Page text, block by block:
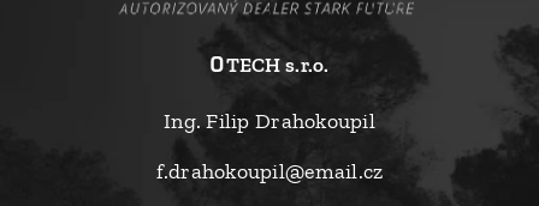
oTECH s.r.o.
Ing. Filip Drahokoupil
f.drahokoupil@email.cz